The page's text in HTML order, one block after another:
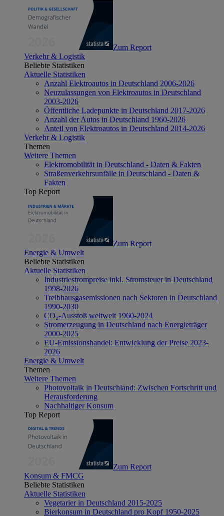
Zum Report
Verkehr & Logistik
Beliebte Statistiken
Aktuelle Statistiken
Anzahl Elektroautos in Deutschland 2006-2026
Neuzulassungen von Elektroautos in Deutschland
2003-2026
Öffentliche Ladepunkte in Deutschland 2017-2026
Anzahl der Autos in Deutschland 1960-2026
Anteil von Elektroautos in Deutschland 2014-2026
Verkehr & Logistik
Themen
Weitere Themen
Elektromobilität in Deutschland - Daten & Fakten
Straßenverkehrsunfälle in Deutschland - Daten &
Fakten
Top Report
Zum Report
Energie & Umwelt
Beliebte Statistiken
Aktuelle Statistiken
Industriestrompreise inkl. Stromsteuer in Deutschland
1998-2026
Treibhausgasemissionen nach Sektoren in Deutschland
1990-2030
CO₂-Ausstoß weltweit 1960-2024
Stromerzeugung in Deutschland nach Energieträger
2000-2025
EU-Emissionshandel: Entwicklung der Preise 2023-
2026
Energie & Umwelt
Themen
Weitere Themen
Photovoltaik in Deutschland: Zwischen Fortschritt und
Herausforderung
Nachhaltiger Konsum
Top Report
Zum Report
Konsum & FMCG
Beliebte Statistiken
Aktuelle Statistiken
Vegetarier in Deutschland 2015-2025
Bierkonsum in Deutschland pro Kopf 1950-2025